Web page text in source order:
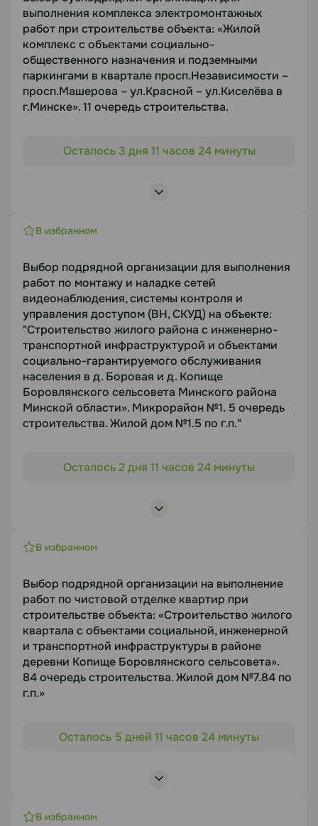
Статус
В работе
Посмотреть лоты
г.Минске». 10 очередь строительства.»
Предмет торгов
Выбор субподрядной огранизации для
выполнения комплекса работ по устройству
котлована при строительстве объекта
Срок подачи
https://disk.yandex.by/d/cTmrjDcH8RUZ_w
В работе
Посмотреть лоты
выполнения комплекса электромонтажных
работ при строительстве объекта: «Жилой
комплекс с объектами социально-
общественного назначения и подземными
паркингами в квартале просп.Независимости –
просп.Машерова – ул.Красной – ул.Киселёва в
г.Минске». 11 очередь строительства.
«Жилой комплекс с объектами социально-
паркингами в квартале просп.Независимости –
г.Минске». 11 очередь строительства.
Выбор субподрядной организации для
выполнения комплекса электромонтажных работ
при строительстве объекта
Срок подачи
12.08.2026
Документация
https://disk.yandex.by/d/ZBaBc2JNHQ4Spg
Осталось 3 дня 11 часов 24 минуты
Выбор подрядной организации для выполнения
работ по монтажу и наладке сетей
видеонаблюдения, системы контроля и
управления доступом (ВН, СКУД) на объекте:
"Строительство жилого района с инженерно-
транспортной инфраструктурой и объектами
социально-гарантируемого обслуживания
населения в д. Боровая и д. Копище
Боровлянского сельсовета Минского района
Минской области». Микрорайон №1. 5 очередь
строительства. Жилой дом №1.5 по г.п."
"Строительство жилого района с инженерно-
социально-гарантируемого обслуживания
Боровлянского сельсовета Минского района
строительства. Жилой дом №1.5 по г.п."
Предмет торгов
Выбор подрядной организации для выполнения
работ по монтажу и наладке сетей
видеонаблюдения, системы контроля и
управления доступом (ВН, СКУД) на объекте
Срок подачи
https://disk.yandex.ru/d/ydpHd0G3ICSBAg
В избранном
Осталось 2 дня 11 часов 24 минуты
Выбор подрядной организации на выполнение
работ по чистовой отделке квартир при
строительстве объекта: «Строительство жилого
квартала с объектами социальной, инженерной
и транспортной инфраструктуры в районе
деревни Копище Боровлянского сельсовета».
84 очередь строительства. Жилой дом №7.84 по
г.п.»
«Строительство жилого квартала с объектами
инфраструктуры в районе деревни Копище
строительства. Жилой дом №7.84 по г.п.»
В избранном
Осталось 5 дней 11 часов 24 минуты
В избранном